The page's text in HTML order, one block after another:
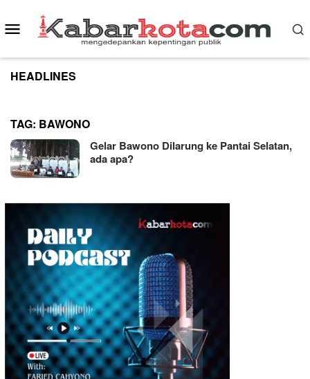
to
content
Mobile
Menu
HEADLINES
TAG: BAWONO
Gelar Bawono Dilarung ke Pantai Selatan,
ada apa?